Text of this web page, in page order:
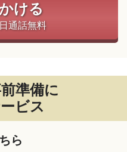
ける
通話無料
準備に
ビス
ら